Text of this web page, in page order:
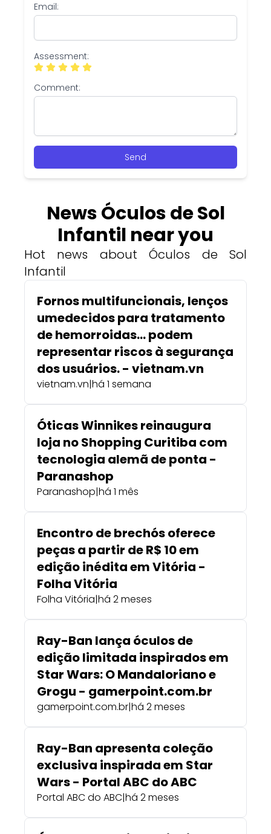
Email:
Assessment:
Comment:
Send
News Óculos de Sol
Infantil near you
Hot news about Óculos de Sol
Infantil
Fornos multifuncionais, lenços
umedecidos para tratamento
de hemorroidas… podem
representar riscos à segurança
dos usuários. - vietnam.vn
vietnam.vn|há 1 semana
Óticas Winnikes reinaugura
loja no Shopping Curitiba com
tecnologia alemã de ponta -
Paranashop
Paranashop|há 1 mês
Encontro de brechós oferece
peças a partir de R$ 10 em
edição inédita em Vitória -
Folha Vitória
Folha Vitória|há 2 meses
Ray-Ban lança óculos de
edição limitada inspirados em
Star Wars: O Mandaloriano e
Grogu - gamerpoint.com.br
gamerpoint.com.br|há 2 meses
Ray-Ban apresenta coleção
exclusiva inspirada em Star
Wars - Portal ABC do ABC
Portal ABC do ABC|há 2 meses